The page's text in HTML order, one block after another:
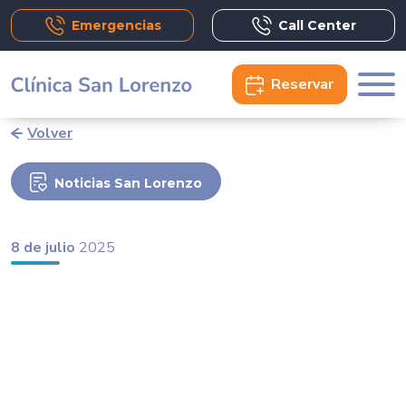
Emergencias Call Center
Reservar
Volver
Noticias San Lorenzo
8 de julio 2025